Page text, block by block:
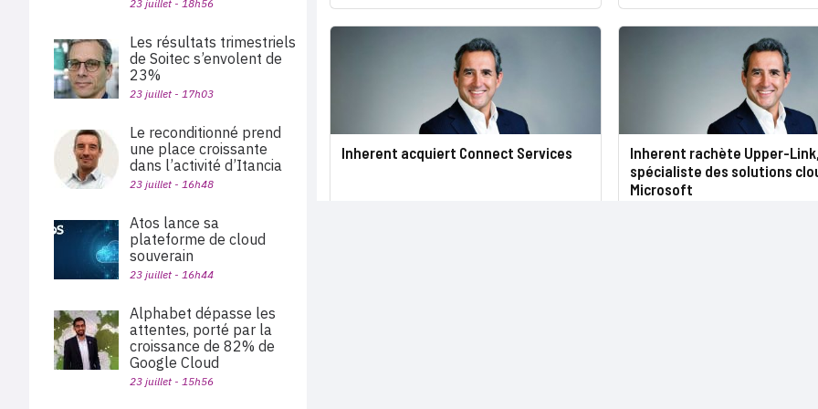
Inherent acquiert Connect Services
Inherent rachète Upper-
spécialiste des solutions
Microsoft
23 juillet - 18h56
Les résultats trimestriels
de Soitec s’envolent de
23%
23 juillet - 17h03
Le reconditionné prend
une place croissante
dans l’activité d’Itancia
23 juillet - 16h48
Atos lance sa
plateforme de cloud
souverain
23 juillet - 16h44
Alphabet dépasse les
attentes, porté par la
croissance de 82% de
Google Cloud
23 juillet - 15h56